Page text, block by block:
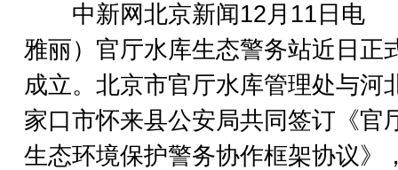
中新网北京新闻12月11日电
雅丽）官厅水库生态警务站近日正
成立。北京市官厅水库管理处与河
家口市怀来县公安局共同签订《官
生态环境保护警务协作框架协议》